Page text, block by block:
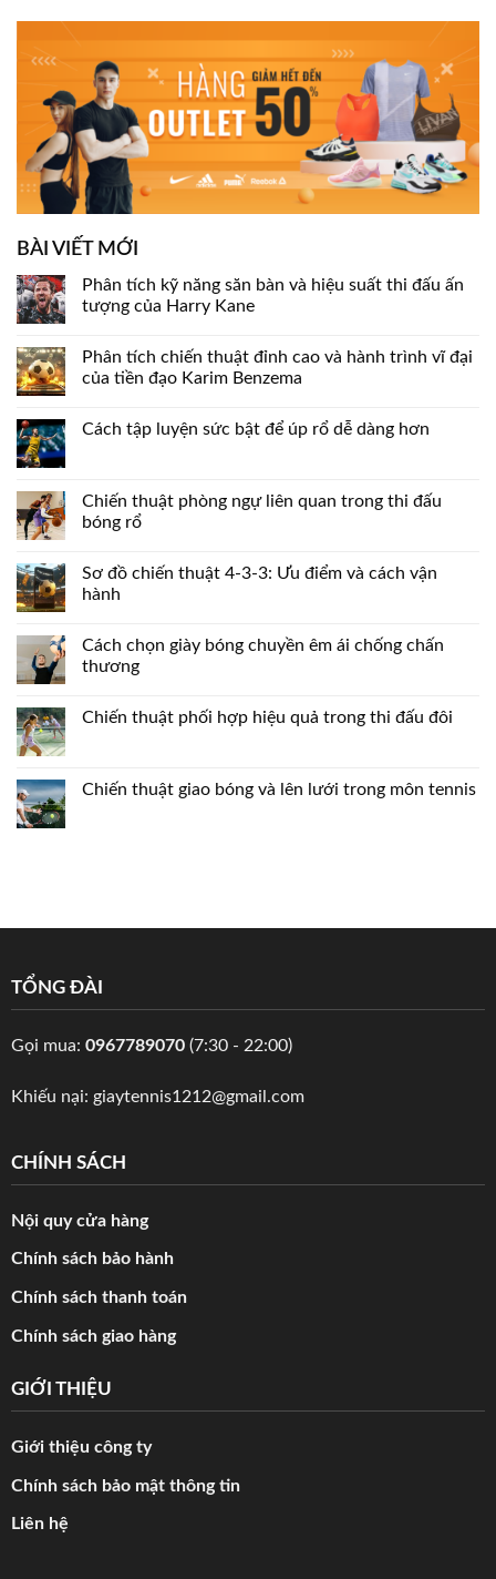
BÀI VIẾT MỚI
Phân tích kỹ năng săn bàn và hiệu suất thi đấu ấn
tượng của Harry Kane
Phân tích chiến thuật đỉnh cao và hành trình vĩ đại
của tiền đạo Karim Benzema
Cách tập luyện sức bật để úp rổ dễ dàng hơn
Chiến thuật phòng ngự liên quan trong thi đấu
bóng rổ
Sơ đồ chiến thuật 4-3-3: Ưu điểm và cách vận
hành
Cách chọn giày bóng chuyền êm ái chống chấn
thương
Chiến thuật phối hợp hiệu quả trong thi đấu đôi
Chiến thuật giao bóng và lên lưới trong môn tennis
TỔNG ĐÀI
Gọi mua: 0967789070(7:30 - 22:00)
Khiếu nại: giaytennis1212@gmail.com
CHÍNH SÁCH
Nội quy cửa hàng
Chính sách bảo hành
Chính sách thanh toán
Chính sách giao hàng
GIỚI THIỆU
Giới thiệu công ty
Chính sách bảo mật thông tin
Liên hệ